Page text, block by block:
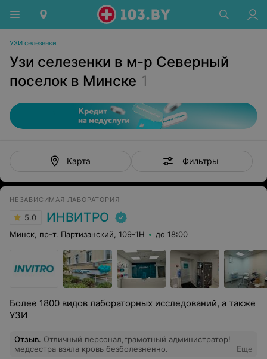
УЗИ селезенки
Узи селезенки в м-р Северный
поселок в Минске 1
Карта Фильтры
НЕЗАВИСИМАЯ ЛАБОРАТОРИЯ
5.0 ИНВИТРО
Минск, пр-т. Партизанский, 109-1Н до 18:00
Более 1800 видов лабораторных исследований, а также
УЗИ
Отзыв. Отличный персонал,грамотный администратор!
медсестра взяла кровь безболезненно.
Еще